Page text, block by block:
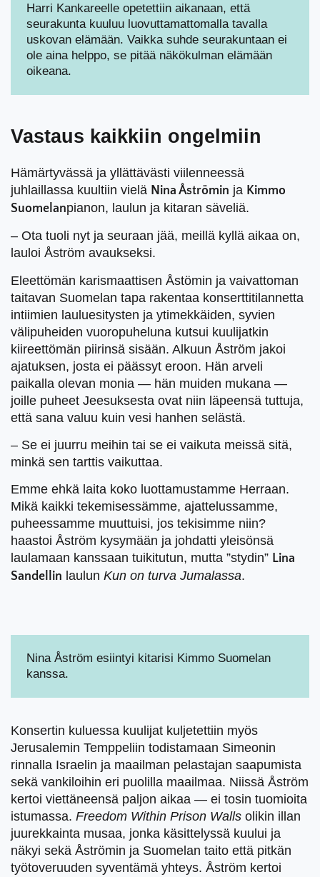
Harri Kankareelle opetettiin aikanaan, että
seurakunta kuuluu luovuttamattomalla tavalla
uskovan elämään. Vaikka suhde seurakuntaan ei
ole aina helppo, se pitää näkökulman elämään
oikeana.
Vastaus kaikkiin ongelmiin
Hämärtyvässä ja yllättävästi viilenneessä
juhlaillassa kuultiin vielä Nina Åströmin ja Kimmo
Suomelanpianon, laulun ja kitaran säveliä.
– Ota tuoli nyt ja seuraan jää, meillä kyllä aikaa on,
lauloi Åström avaukseksi.
Eleettömän karismaattisen Åstömin ja vaivattoman
taitavan Suomelan tapa rakentaa konserttitilannetta
intiimien lauluesitysten ja ytimekkäiden, syvien
välipuheiden vuoropuheluna kutsui kuulijatkin
kiireettömän piirinsä sisään. Alkuun Åström jakoi
ajatuksen, josta ei päässyt eroon. Hän arveli
paikalla olevan monia — hän muiden mukana —
joille puheet Jeesuksesta ovat niin läpeensä tuttuja,
että sana valuu kuin vesi hanhen selästä.
– Se ei juurru meihin tai se ei vaikuta meissä sitä,
minkä sen tarttis vaikuttaa.
Emme ehkä laita koko luottamustamme Herraan.
Mikä kaikki tekemisessämme, ajattelussamme,
puheessamme muuttuisi, jos tekisimme niin?
haastoi Åström kysymään ja johdatti yleisönsä
laulamaan kanssaan tuikitutun, mutta ”stydin” Lina
Sandellin laulun Kun on turva Jumalassa.
Nina Åström esiintyi kitarisi Kimmo Suomelan
kanssa.
Konsertin kuluessa kuulijat kuljetettiin myös
Jerusalemin Temppeliin todistamaan Simeonin
rinnalla Israelin ja maailman pelastajan saapumista
sekä vankiloihin eri puolilla maailmaa. Niissä Åström
kertoi viettäneensä paljon aikaa — ei tosin tuomioita
istumassa. Freedom Within Prison Walls olikin illan
juurekkainta musaa, jonka käsittelyssä kuului ja
näkyi sekä Åströmin ja Suomelan taito että pitkän
työtoveruuden syventämä yhteys. Åström kertoi